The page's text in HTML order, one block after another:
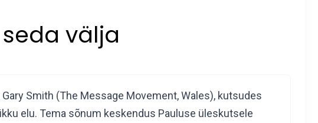
välja
Smith (The Message Movement, Wales), kutsudes
elu. Tema sõnum keskendus Pauluse üleskutsele